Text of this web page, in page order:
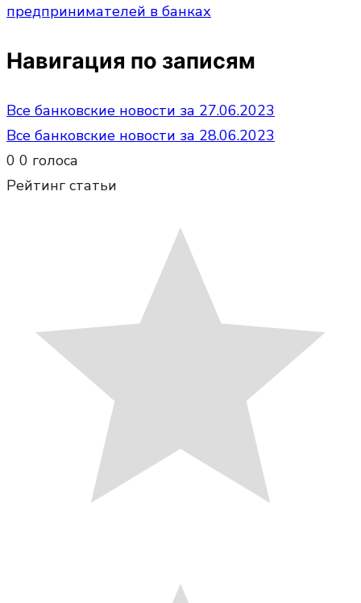
предпринимателей в банках
Навигация по записям
Все банковские новости за 27.06.2023
Все банковские новости за 28.06.2023
0 0 голоса
Рейтинг статьи